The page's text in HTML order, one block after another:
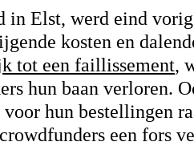
in Elst, werd eind
kosten en
tot een faillissement,
hun baan verloren.
hun bestellingen
een fors